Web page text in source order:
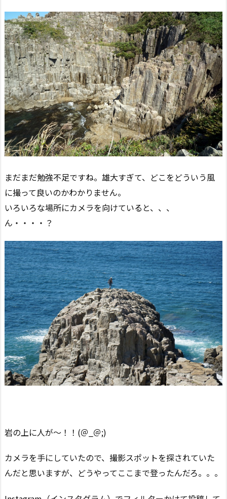
まだまだ勉強不足ですね。雄大すぎて、どこをどういう風
に撮って良いのかわかりません。
いろいろな場所にカメラを向けていると、、、
ん・・・・？
岩の上に人が～！！(＠_＠;)
カメラを手にしていたので、撮影スポットを探されていた
んだと思いますが、どうやってここまで登ったんだろ。。。